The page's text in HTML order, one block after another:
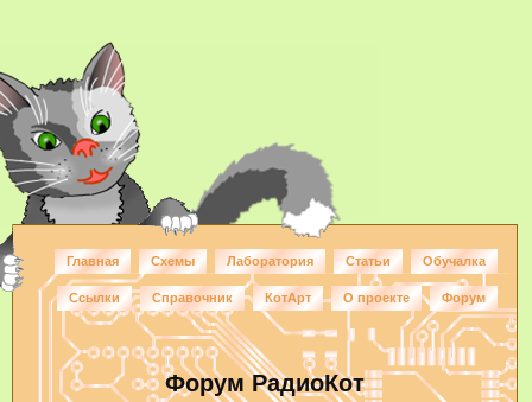
Главная Схемы Лаборатория Статьи Обучалка
Ссылки Справочник КотАрт О проекте Форум
Форум РадиоКот